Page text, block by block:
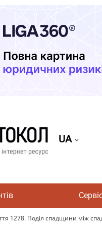
UA
1278. Поділ спадщини між